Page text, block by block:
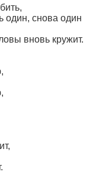
один, снова один
вновь кружит.